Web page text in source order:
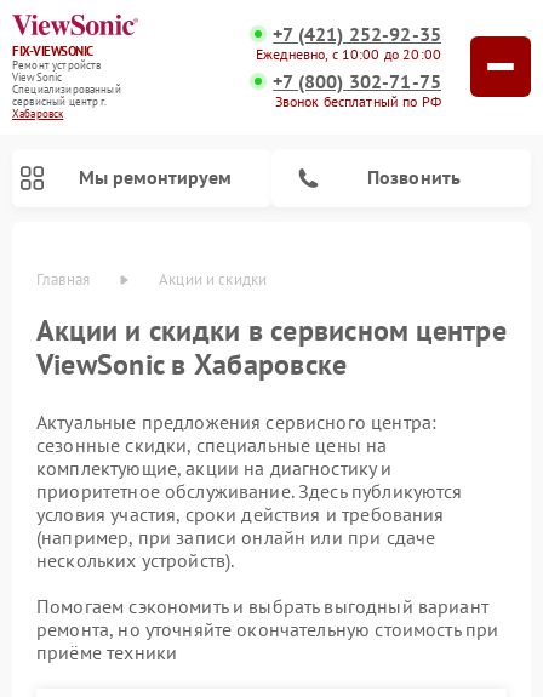
FIX-VIEWSONIC
Ремонт устройств
ViewSonic
Специализированный
cервисный центр г.
Хабаровск
+7 (421) 252-92-35
Ежедневно, с 10:00 до 20:00
+7 (800) 302-71-75
Звонок бесплатный по РФ
Мы ремонтируем Позвонить
Главная Акции и скидки
Акции и скидки в сервисном центре
ViewSonic в Хабаровске
Актуальные предложения сервисного центра:
сезонные скидки, специальные цены на
комплектующие, акции на диагностику и
приоритетное обслуживание. Здесь публикуются
условия участия, сроки действия и требования
(например, при записи онлайн или при сдаче
нескольких устройств).
Помогаем сэкономить и выбрать выгодный вариант
ремонта, но уточняйте окончательную стоимость при
приёме техники